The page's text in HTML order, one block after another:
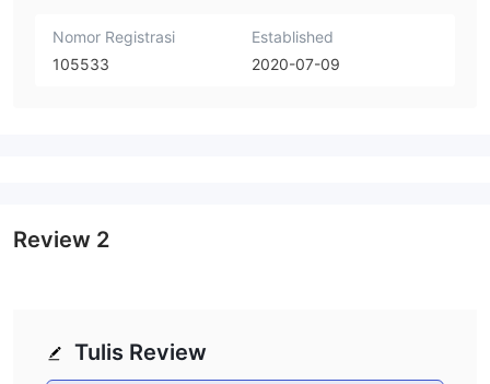
Nomor Registrasi
105533
Established
2020-07-09
Tulis Review
Review 2